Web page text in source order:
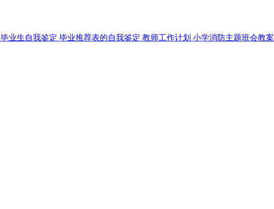
毕业生自我鉴定 毕业推荐表的自我鉴定 教师工作计划 小学消防主题班会教案